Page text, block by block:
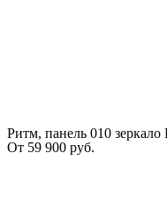
Ритм, панель 010
От 59 900 руб.